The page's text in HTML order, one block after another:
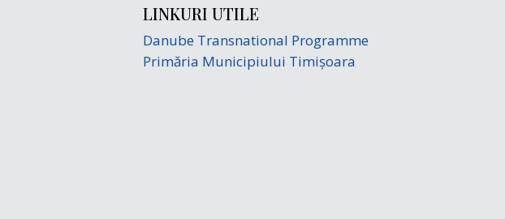
LINKURI UTILE
Danube Transnational Programme
Primăria Municipiului Timișoara